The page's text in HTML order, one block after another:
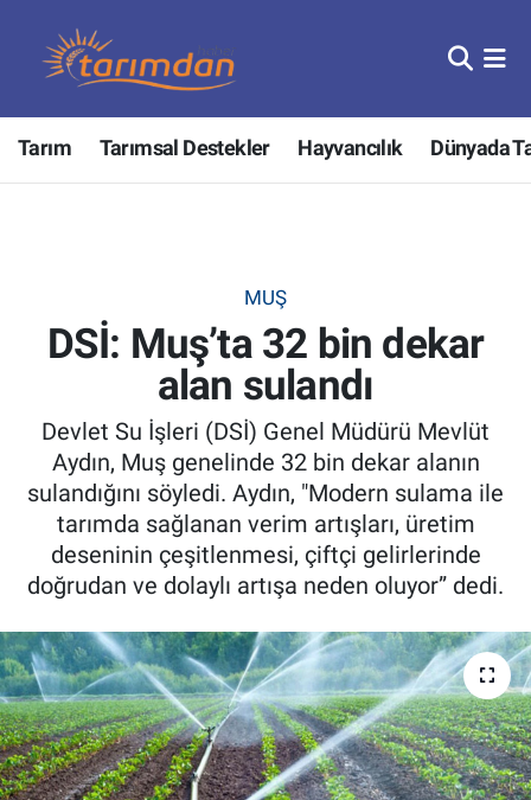
Tarım Tarımsal Destekler Hayvancılık Dünyada
MUŞ
DSİ: Muş’ta 32 bin dekar
alan sulandı
Devlet Su İşleri (DSİ) Genel Müdürü Mevlüt
Aydın, Muş genelinde 32 bin dekar alanın
sulandığını söyledi. Aydın, "Modern sulama ile
tarımda sağlanan verim artışları, üretim
deseninin çeşitlenmesi, çiftçi gelirlerinde
doğrudan ve dolaylı artışa neden oluyor” dedi.
Tarım
Hayvancılık
Tarımsal Destekler
Tarım Bakanlığı
TZOB
Tarım Kredi Kooperatifleri
Pankobirlik
Et fiyatları
Tarım Bilgisi
Yetiştirici Soruyor
Nöbetçi Eczaneler
Hava Durumu
Tüm Manşetler
Son Dakika Haberleri
Haber Arşivi